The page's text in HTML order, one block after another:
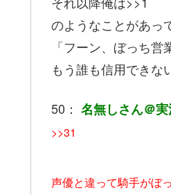
のようなことがあっ
「フーン、ぼっち
もう誰も信用できな
50： 名無しさん＠
>>31
声優と違って騎手がぼ